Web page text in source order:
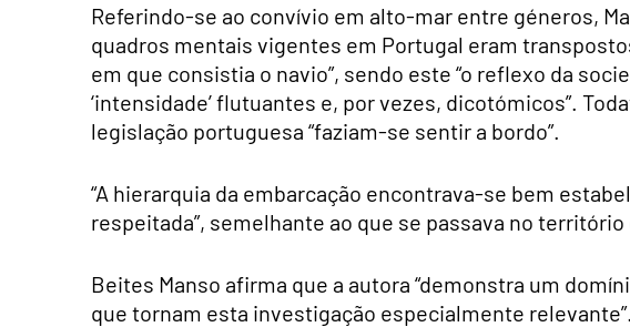
Referindo-se ao convívio em alto-mar entre géneros,
quadros mentais vigentes em Portugal eram
em que consistia o navio”, sendo este “o reflexo da
‘intensidade’ flutuantes e, por vezes, dicotómicos”.
legislação portuguesa “faziam-se sentir a bordo”.
“A hierarquia da embarcação encontrava-se bem
respeitada”, semelhante ao que se passava no território
Beites Manso afirma que a autora “demonstra um
que tornam esta investigação especialmente relevante”.